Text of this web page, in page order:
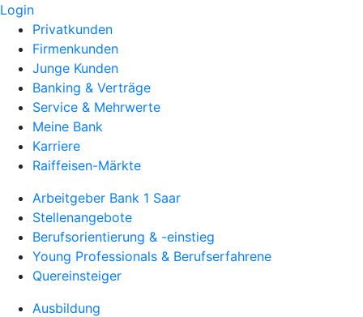
Login
Privatkunden
Firmenkunden
Junge Kunden
Banking & Verträge
Service & Mehrwerte
Meine Bank
Karriere
Raiffeisen-Märkte
Arbeitgeber Bank 1 Saar
Stellenangebote
Berufsorientierung & -einstieg
Young Professionals & Berufserfahrene
Quereinsteiger
Ausbildung